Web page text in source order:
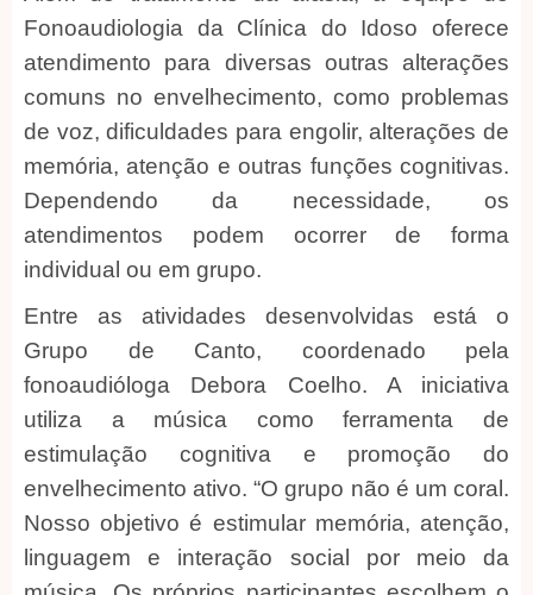
Fonoaudiologia da Clínica do Idoso oferece
atendimento para diversas outras alterações
comuns no envelhecimento, como problemas
de voz, dificuldades para engolir, alterações de
memória, atenção e outras funções cognitivas.
Dependendo da necessidade, os
atendimentos podem ocorrer de forma
individual ou em grupo.
Entre as atividades desenvolvidas está o
Grupo de Canto, coordenado pela
fonoaudióloga Debora Coelho. A iniciativa
utiliza a música como ferramenta de
estimulação cognitiva e promoção do
envelhecimento ativo. “O grupo não é um coral.
Nosso objetivo é estimular memória, atenção,
linguagem e interação social por meio da